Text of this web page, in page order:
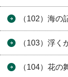
（102）海の
（103）浮
（104）花の